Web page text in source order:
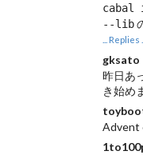
cabal
--lib
... Replies ...
gksato
昨日あ
き始め
Advent